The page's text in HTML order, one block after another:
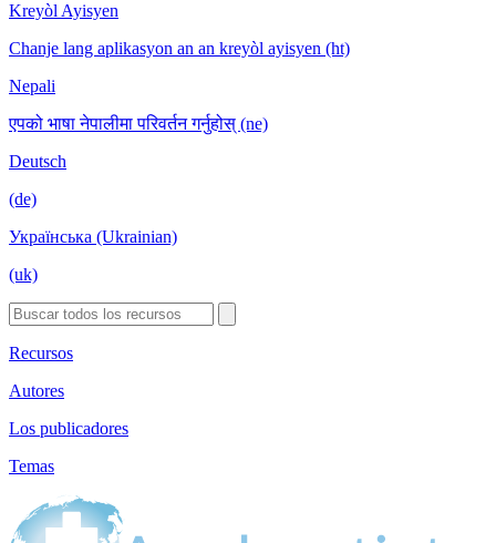
Kreyòl Ayisyen
Chanje lang aplikasyon an an kreyòl ayisyen (ht)
Nepali
एपको भाषा नेपालीमा परिवर्तन गर्नुहोस् (ne)
Deutsch
(de)
Українська (Ukrainian)
(uk)
Recursos
Autores
Los publicadores
Temas